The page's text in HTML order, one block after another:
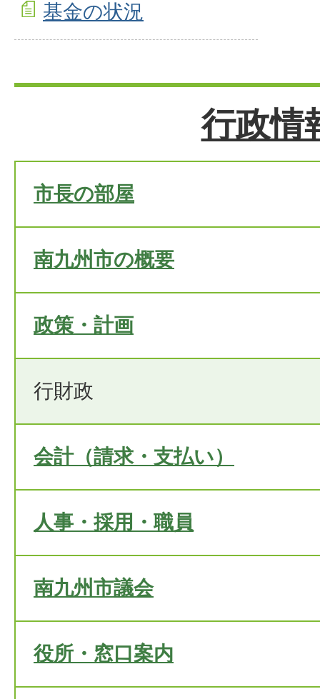
基金の状況
行政情
市長の部屋
南九州市の概要
政策・計画
行財政
会計（請求・支払い）
人事・採用・職員
南九州市議会
役所・窓口案内